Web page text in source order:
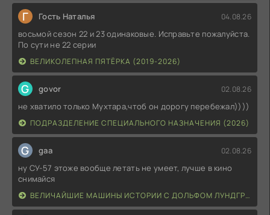
Г Гость Наталья 04.08.26
восьмой сезон 22 и 23 одинаковые. Исправьте пожалуйста.
По сути не 22 серии
ВЕЛИКОЛЕПНАЯ ПЯТЁРКА (2019-2026)
G govor 02.08.26
не хватило только Мухтара,чтоб он дорогу перебежал))))
ПОДРАЗДЕЛЕНИЕ СПЕЦИАЛЬНОГО НАЗНАЧЕНИЯ (2026)
G gaa 02.08.26
ну СУ-57 этоже вообще летать не умеет, лучше в кино
снимайся
ВЕЛИЧАЙШИЕ МАШИНЫ ИСТОРИИ С ДОЛЬФОМ ЛУНДГРЕНОМ (2026)